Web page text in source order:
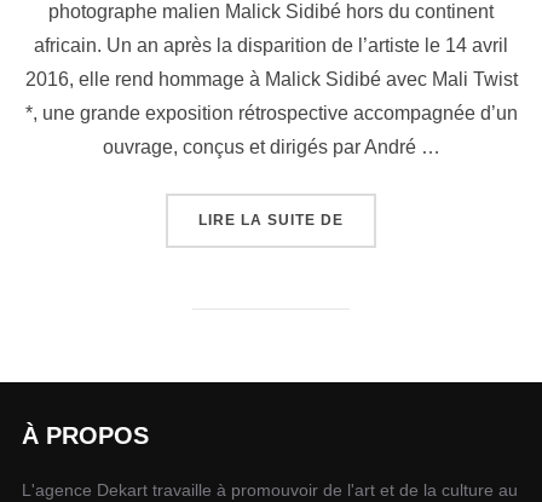
photographe malien Malick Sidibé hors du continent
africain. Un an après la disparition de l’artiste le 14 avril
2016, elle rend hommage à Malick Sidibé avec Mali Twist
*, une grande exposition rétrospective accompagnée d’un
ouvrage, conçus et dirigés par André …
LIRE LA SUITE DE
À PROPOS
L'agence Dekart travaille à promouvoir de l'art et de la culture au